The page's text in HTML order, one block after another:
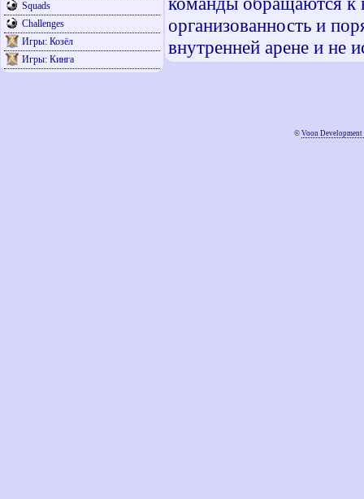
Squads
Challenges
Игры: Козёл
Игры: Кинга
организованность и
внутренней арене и не
© Voon Development